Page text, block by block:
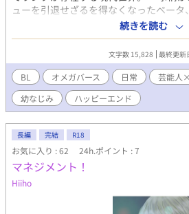
ューを引退せざるを得なくなったベー
はるま）が母の紹介で再就職したのは芸
染の韮崎雪兎（にらさき ゆきと）と再
という芸名で、５人組バンドPerfect/
してデビューしたばかり。天馬は彼ら
ことになった。 ＊「ジャスミン茶は君の
代の話になります。
続きを読む
文字数 15,828 最終更新
BL オメガバース 日常
芸能人
幼なじみ
ハッピーエンド
長編 完結 R18
お気に入り : 62 24h.ポイント : 7
マネジメント！
Hiiho